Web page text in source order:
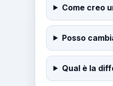
Come creo
Posso
Qual è la